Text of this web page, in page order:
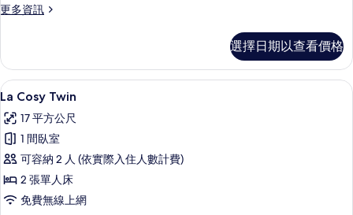
有
更多資訊
更
Made
的
詳
選擇日期以查看價格
顯
示
La
Cosy
Twin
的
所
羽絨被、迷你吧、客房內保險箱、書桌
4
La Cosy Twin
17 平方公尺
1 間臥室
可容納 2 人 (依實際入住人數計費)
2 張單人床
免費無線上網